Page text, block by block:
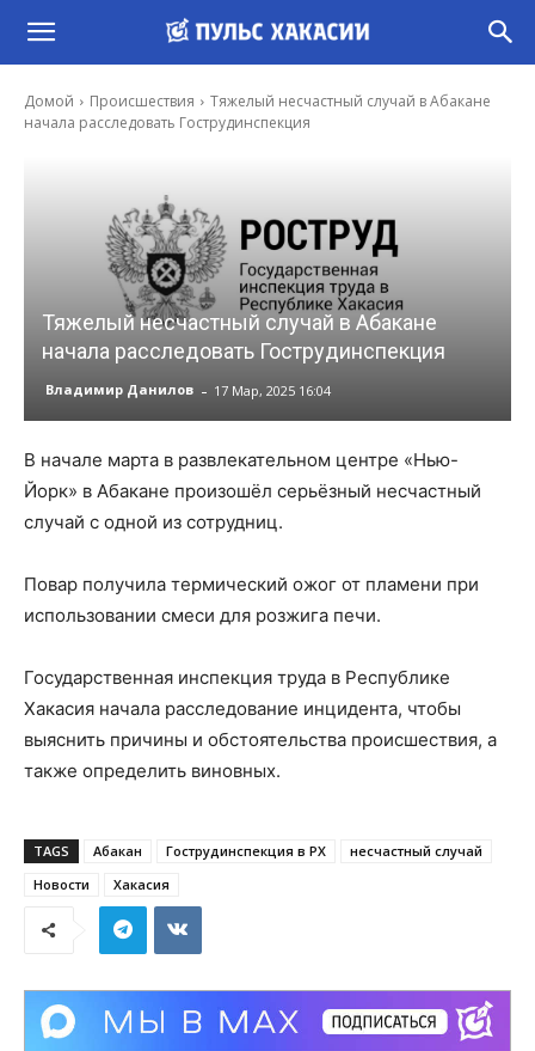
Домой Происшествия
Тяжелый несчастный случай в Абакане
начала расследовать Гострудинспекция
Тяжелый несчастный случай в Абакане
начала расследовать Гострудинспекция
Владимир Данилов - 17 Мар, 2025 16:04
В начале марта в развлекательном центре «Нью-
Йорк» в Абакане произошёл серьёзный несчастный
случай с одной из сотрудниц.
Повар получила термический ожог от пламени при
использовании смеси для розжига печи.
Государственная инспекция труда в Республике
Хакасия начала расследование инцидента, чтобы
выяснить причины и обстоятельства происшествия, а
также определить виновных.
TAGS Абакан Гострудинспекция в РХ
несчастный случай
Новости
Хакасия